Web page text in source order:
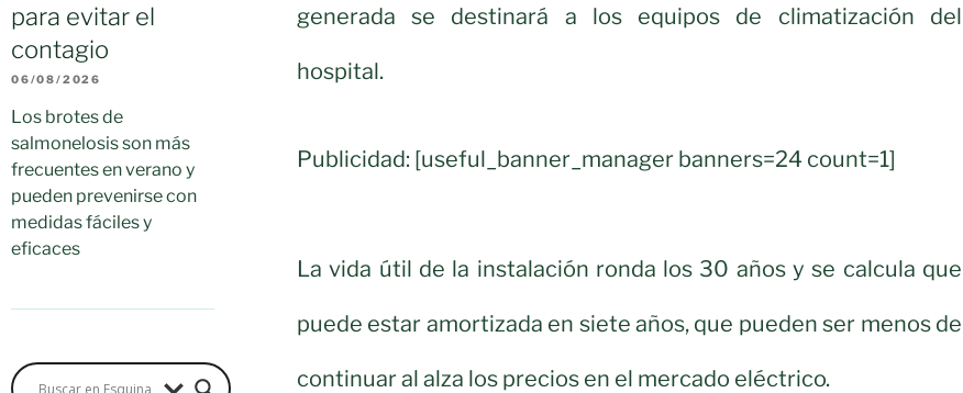
para evitar el
contagio
06/08/2026
Los brotes de
salmonelosis son más
frecuentes en verano y
pueden prevenirse con
medidas fáciles y
eficaces
generada se destinará a los equipos de climatización del
hospital.
Publicidad: [useful_banner_manager banners=24 count=1]
La vida útil de la instalación ronda los 30 años y se calcula que
puede estar amortizada en siete años, que pueden ser menos de
continuar al alza los precios en el mercado eléctrico.